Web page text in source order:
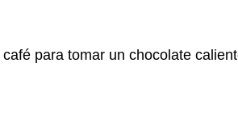
para tomar un chocolate